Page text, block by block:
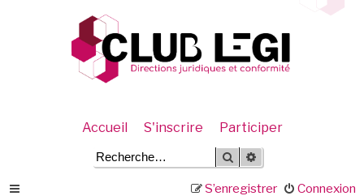
Accueil S'inscrire Participer
Rechercher
Connexion
S’enregistrer